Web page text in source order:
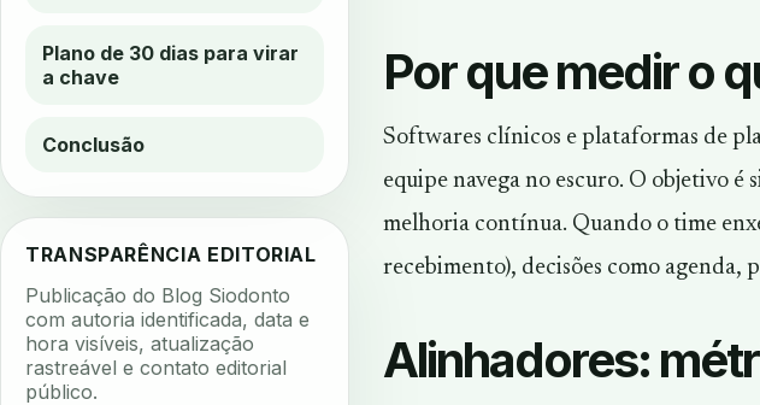
Plano de 30 dias para virar
a chave
Conclusão
TRANSPARÊNCIA EDITORIAL
Publicação do Blog Siodonto
com autoria identificada, data e
hora visíveis, atualização
rastreável e contato editorial
público.
Por que medir o
Softwares clínicos e plataformas de
equipe navega no escuro. O objetivo é
melhoria contínua. Quando o time
recebimento), decisões como agenda,
Alinhadores: